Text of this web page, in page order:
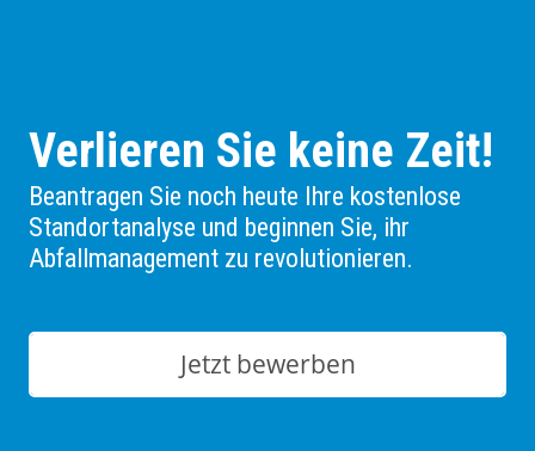
Verlieren Sie keine Zeit!
Beantragen Sie noch heute Ihre kostenlose
Standortanalyse und beginnen Sie, ihr
Abfallmanagement zu revolutionieren.
Jetzt bewerben